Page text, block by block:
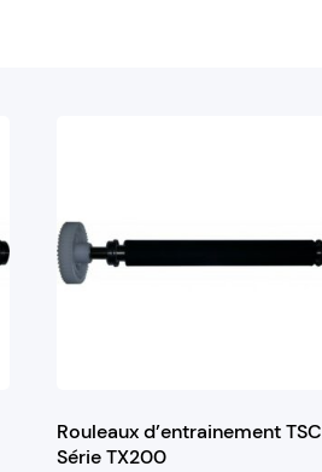
Rouleaux d’entrainement TSC
Série TX200